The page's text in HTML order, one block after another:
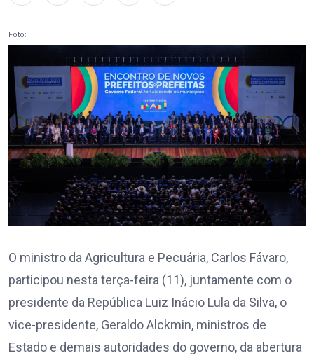
Foto:
O ministro da Agricultura e Pecuária, Carlos Fávaro,
participou nesta terça-feira (11), juntamente com o
presidente da República Luiz Inácio Lula da Silva, o
vice-presidente, Geraldo Alckmin, ministros de
Estado e demais autoridades do governo, da abertura